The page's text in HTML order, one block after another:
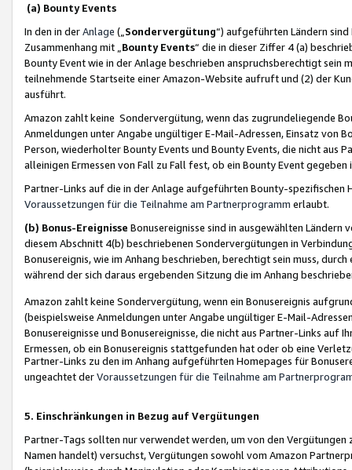
(a) Bounty Events
In den in derAnlage („ Sondervergütung“) aufgeführten Ländern
Zusammenhang mit „ Bounty Events“ die in dieser Ziffer 4 (a)
Bounty Event wie in der Anlage beschrieben anspruchsberechtigt sein
teilnehmende Startseite einer Amazon-Website aufruft und (2) der
ausführt.
Amazon zahlt keine Sondervergütung, wenn das zugrundeliegende
Anmeldungen unter Angabe ungültiger E-Mail-Adressen, Einsatz von
Person, wiederholter Bounty Events und Bounty Events, die nicht
alleinigen Ermessen von Fall zu Fall fest, ob ein Bounty Event
Partner-Links auf die in der Anlage aufgeführten Bounty-spezifischen
Voraussetzungen für die Teilnahme am Partnerprogramm erlaubt.
(b) Bonus-Ereignisse Bonusereignisse sind in ausgewählten Ländern
diesem Abschnitt 4(b) beschriebenen Sondervergütungen in
Bonusereignis, wie im Anhang beschrieben, berechtigt sein muss,
während der sich daraus ergebenden Sitzung die im Anhang
Amazon zahlt keine Sondervergütung, wenn ein Bonusereignis
(beispielsweise Anmeldungen unter Angabe ungültiger E-Mail-
Bonusereignisse und Bonusereignisse, die nicht aus Partner-Links auf
Ermessen, ob ein Bonusereignis stattgefunden hat oder ob eine
Partner-Links zu den im Anhang aufgeführten Homepages für
ungeachtet derVoraussetzungen für die Teilnahme am
5. Einschränkungen in Bezug auf Vergütungen
Partner-Tags sollten nur verwendet werden, um von den
Namen handelt) versuchst, Vergütungen sowohl vom Amazon